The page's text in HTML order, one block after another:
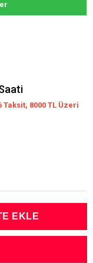
Taksit, 8000 TL Üzeri